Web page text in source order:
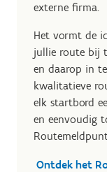
externe firma.
Het vormt de
jullie route bij
en daarop in
kwalitatieve
elk startbord
en eenvoudig
Ontdek het